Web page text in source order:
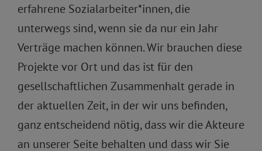
erfahrene Sozialarbeiter*innen, die
unterwegs sind, wenn sie da nur ein Jahr
Verträge machen können. Wir brauchen diese
Projekte vor Ort und das ist für den
gesellschaftlichen Zusammenhalt gerade in
der aktuellen Zeit, in der wir uns befinden,
ganz entscheidend nötig, dass wir die Akteure
an unserer Seite behalten und dass wir Sie